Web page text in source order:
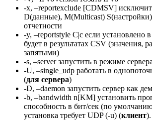
-x, –reportexclude [CDMSV]
D(данные), M(Multicast)
отчетности
-y, –reportstyle C|c если установлено
будет в результатах CSV (значения,
запятыми)
-s, –server запустить в режиме сервера
-U, –single_udp работать в
(для сервера)
-D, –daemon запустить сервер как
-b, –bandwidth n[KM] установить
способность в бит/сек (по
установка требует UDP (-u) (клиент).